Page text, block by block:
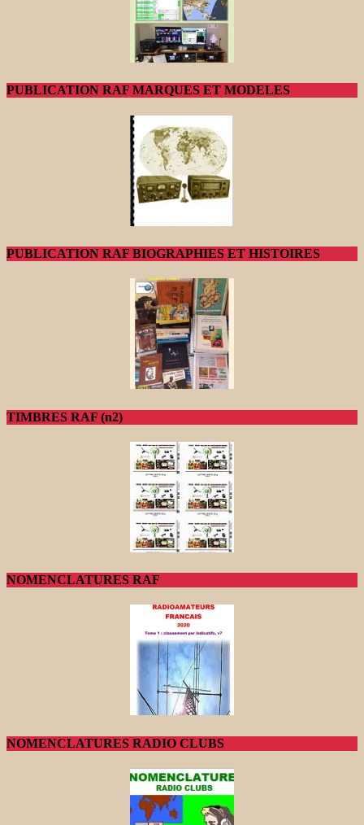
PUBLICATION RAF MARQUES ET MODELES
PUBLICATION RAF BIOGRAPHIES ET HISTOIRES
TIMBRES RAF (n2)
NOMENCLATURES RAF
NOMENCLATURES RADIO CLUBS